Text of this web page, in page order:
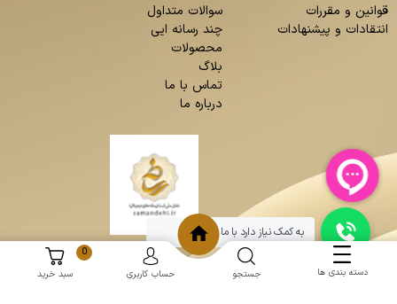
قوانین و مقررات
انتقادات و پیشنهادات
سوالات متداول
چند رسانه ایی
محصولات
بلاگ
تماس با ما
درباره ما
دسته بندی ها جستجو حساب کاربری
0
سبد خرید
به کمک نیاز دارد با ما چت کنید